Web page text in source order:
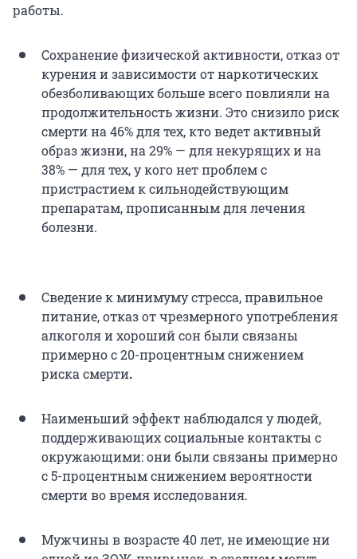
работы.
Сохранение физической активности, отказ от
курения и зависимости от наркотических
обезболивающих больше всего повлияли на
продолжительность жизни. Это снизило риск
смерти на 46% для тех, кто ведет активный
образ жизни, на 29% — для некурящих и на
38% — для тех, у кого нет проблем с
пристрастием к сильнодействующим
препаратам, прописанным для лечения
болезни.
Сведение к минимуму стресса, правильное
питание, отказ от чрезмерного употребления
алкоголя и хороший сон были связаны
примерно с 20-процентным снижением
риска смерти.
Наименьший эффект наблюдался у людей,
поддерживающих социальные контакты с
окружающими: они были связаны примерно
с 5-процентным снижением вероятности
смерти во время исследования.
Мужчины в возрасте 40 лет, не имеющие ни